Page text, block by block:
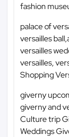
fashion
palace of
versailles
versailles
versailles,
Shopping
giverny
giverny and
Culture trip
Weddings